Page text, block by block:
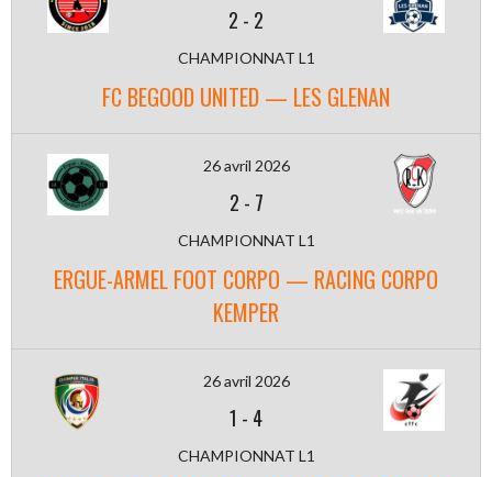
2 - 2
CHAMPIONNAT L1
FC BEGOOD UNITED — LES GLENAN
26 avril 2026
2 - 7
CHAMPIONNAT L1
ERGUE-ARMEL FOOT CORPO — RACING CORPO
KEMPER
26 avril 2026
1 - 4
CHAMPIONNAT L1